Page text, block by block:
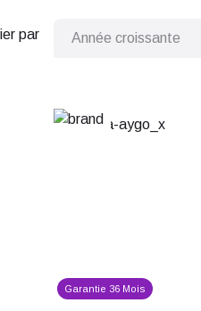
par Année croissante
Kilométrage croissant
Garantie 36 Mois